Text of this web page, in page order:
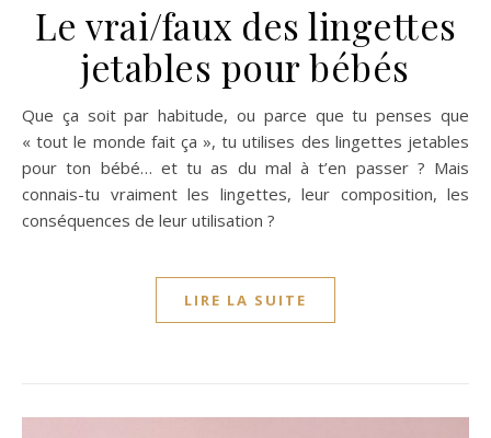
Le vrai/faux des lingettes
jetables pour bébés
Que ça soit par habitude, ou parce que tu penses que
« tout le monde fait ça », tu utilises des lingettes jetables
pour ton bébé… et tu as du mal à t’en passer ? Mais
connais-tu vraiment les lingettes, leur composition, les
conséquences de leur utilisation ?
LIRE LA SUITE